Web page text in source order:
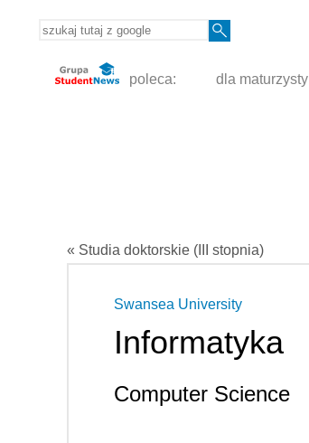
poleca: dla maturzysty
« Studia doktorskie (III stopnia)
Swansea University
Informatyka
Computer Science